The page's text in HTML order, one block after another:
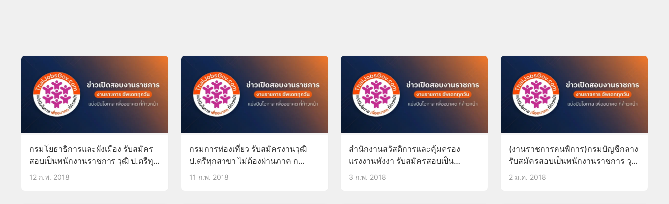
กรมโยธาธิการและผังเมือง รับสมัคร
สอบเป็นพนักงานราชการ วุฒิ ป.ตรีทุก
สาขา ไม่ต้องผ่านภาค ก 20-
12 ก.พ. 2018
กรมการท่องเที่ยว รับสมัครงานวุฒิ
ป.ตรีทุกสาขา ไม่ต้องผ่านภาค ก
ปฏิบัติงานกทม.-ภูมิภาค
11 ก.พ. 2018
สำนักงานสวัสดิการและคุ้มครอง
แรงงานพังงา รับสมัครสอบเป็น
พนักงานราชการ วุฒิ ป.ตรีทุกสาขา
3 ก.พ. 2018
(งานราชการคนพิการ)กรมบัญชีกลาง
รับสมัครสอบเป็นพนักงานราชการ วุฒิ
ป.ตรี 8-16ม.ค.61
2 ม.ค. 2018